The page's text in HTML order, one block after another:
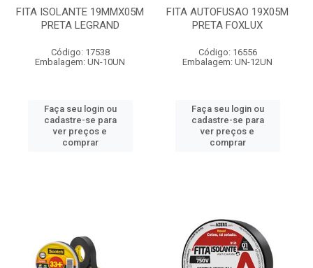
FITA ISOLANTE 19MMX05M
PRETA LEGRAND
Código: 17538
Embalagem: UN-10UN
Faça seu login ou
cadastre-se para
ver preços e
comprar
FITA AUTOFUSAO 19X05M
PRETA FOXLUX
Código: 16556
Embalagem: UN-12UN
Faça seu login ou
cadastre-se para
ver preços e
comprar